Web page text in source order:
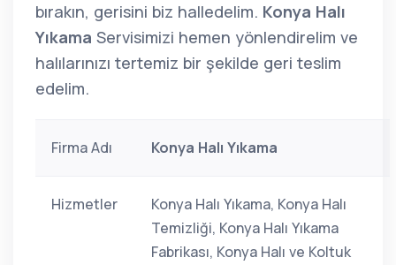
bırakın, gerisini biz halledelim. Konya Halı
Yıkama Servisimizi hemen yönlendirelim ve
halılarınızı tertemiz bir şekilde geri teslim
edelim.
Firma Adı Konya Halı Yıkama
Hizmetler
Konya Halı Yıkama, Konya Halı
Temizliği, Konya Halı Yıkama
Fabrikası, Konya Halı ve Koltuk